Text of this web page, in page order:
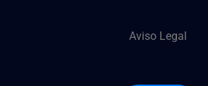
Aviso Legal